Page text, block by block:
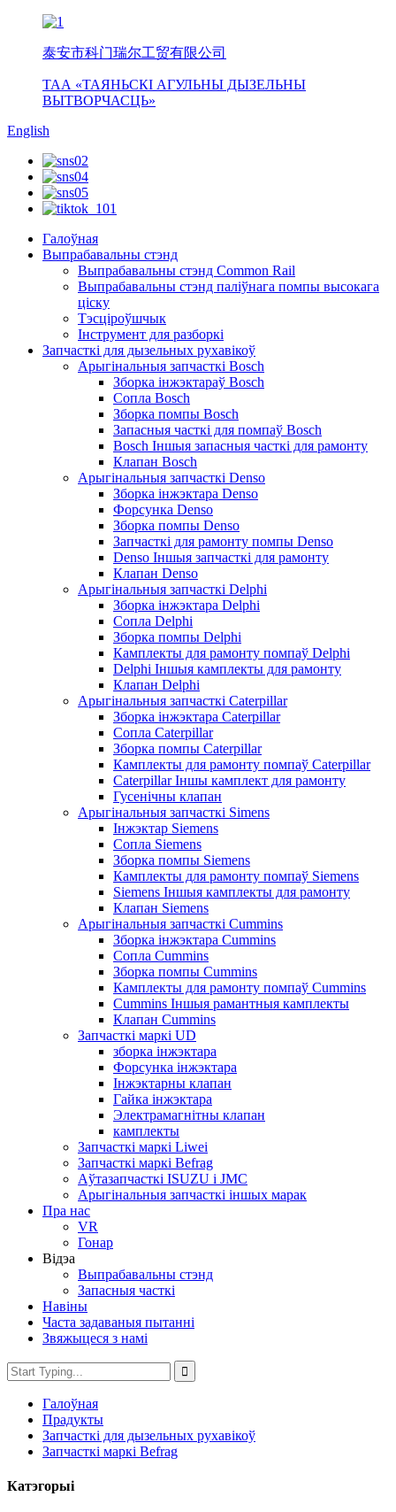
泰安市科门瑞尔工贸有限公司
ТАА «ТАЯНЬСКІ АГУЛЬНЫ ДЫЗЕЛЬНЫ
ВЫТВОРЧАСЦЬ»
English
Галоўная
Выпрабавальны стэнд
Выпрабавальны стэнд Common Rail
Выпрабавальны стэнд паліўнага помпы высокага
ціску
Тэсціроўшчык
Інструмент для разборкі
Запчасткі для дызельных рухавікоў
Арыгінальныя запчасткі Bosch
Зборка інжэктараў Bosch
Сопла Bosch
Зборка помпы Bosch
Запасныя часткі для помпаў Bosch
Bosch Іншыя запасныя часткі для рамонту
Клапан Bosch
Арыгінальныя запчасткі Denso
Зборка інжэктара Denso
Форсунка Denso
Зборка помпы Denso
Запчасткі для рамонту помпы Denso
Denso Іншыя запчасткі для рамонту
Клапан Denso
Арыгінальныя запчасткі Delphi
Зборка інжэктара Delphi
Сопла Delphi
Зборка помпы Delphi
Камплекты для рамонту помпаў Delphi
Delphi Іншыя камплекты для рамонту
Клапан Delphi
Арыгінальныя запчасткі Caterpillar
Зборка інжэктара Caterpillar
Сопла Caterpillar
Зборка помпы Caterpillar
Камплекты для рамонту помпаў Caterpillar
Caterpillar Іншы камплект для рамонту
Гусенічны клапан
Арыгінальныя запчасткі Simens
Інжэктар Siemens
Сопла Siemens
Зборка помпы Siemens
Камплекты для рамонту помпаў Siemens
Siemens Іншыя камплекты для рамонту
Клапан Siemens
Арыгінальныя запчасткі Cummins
Зборка інжэктара Cummins
Сопла Cummins
Зборка помпы Cummins
Камплекты для рамонту помпаў Cummins
Cummins Іншыя рамантныя камплекты
Клапан Cummins
Запчасткі маркі UD
зборка інжэктара
Форсунка інжэктара
Інжэктарны клапан
Гайка інжэктара
Электрамагнітны клапан
камплекты
Запчасткі маркі Liwei
Запчасткі маркі Befrag
Аўтазапчасткі ISUZU і JMC
Арыгінальныя запчасткі іншых марак
Пра нас
VR
Гонар
Відэа
Выпрабавальны стэнд
Запасныя часткі
Навіны
Часта задаваныя пытанні
Звяжыцеся з намі
Галоўная
Прадукты
Запчасткі для дызельных рухавікоў
Запчасткі маркі Befrag
Катэгорыі